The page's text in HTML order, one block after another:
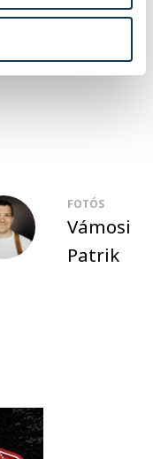
FOTÓS
Vámosi
Patrik